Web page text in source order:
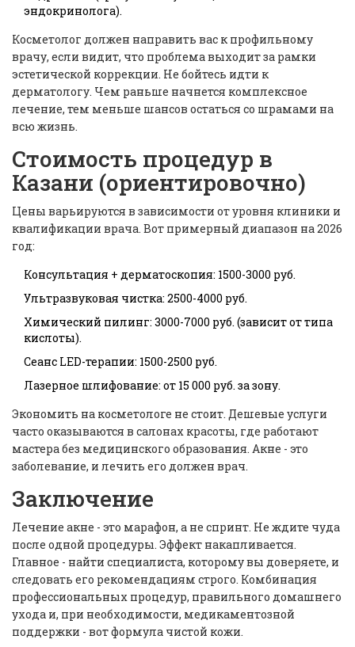
эндокринолога).
Косметолог должен направить вас к профильному
врачу, если видит, что проблема выходит за рамки
эстетической коррекции. Не бойтесь идти к
дерматологу. Чем раньше начнется комплексное
лечение, тем меньше шансов остаться со шрамами на
всю жизнь.
Стоимость процедур в
Казани (ориентировочно)
Цены варьируются в зависимости от уровня клиники и
квалификации врача. Вот примерный диапазон на 2026
год:
Консультация + дерматоскопия: 1500-3000 руб.
Ультразвуковая чистка: 2500-4000 руб.
Химический пилинг: 3000-7000 руб. (зависит от типа
кислоты).
Сеанс LED-терапии: 1500-2500 руб.
Лазерное шлифование: от 15 000 руб. за зону.
Экономить на косметологе не стоит. Дешевые услуги
часто оказываются в салонах красоты, где работают
мастера без медицинского образования. Акне - это
заболевание, и лечить его должен врач.
Заключение
Лечение акне - это марафон, а не спринт. Не ждите чуда
после одной процедуры. Эффект накапливается.
Главное - найти специалиста, которому вы доверяете, и
следовать его рекомендациям строго. Комбинация
профессиональных процедур, правильного домашнего
ухода и, при необходимости, медикаментозной
поддержки - вот формула чистой кожи.